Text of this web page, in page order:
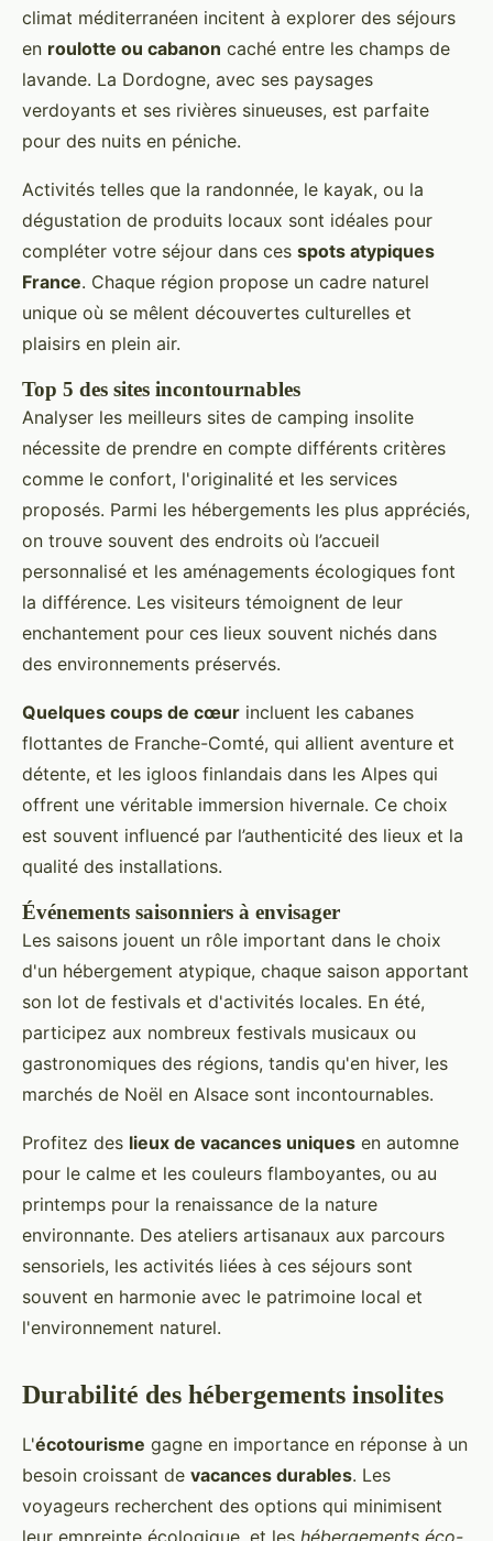
climat méditerranéen incitent à explorer des séjours
en roulotte ou cabanon caché entre les champs de
lavande. La Dordogne, avec ses paysages
verdoyants et ses rivières sinueuses, est parfaite
pour des nuits en péniche.
Activités telles que la randonnée, le kayak, ou la
dégustation de produits locaux sont idéales pour
compléter votre séjour dans ces spots atypiques
France. Chaque région propose un cadre naturel
unique où se mêlent découvertes culturelles et
plaisirs en plein air.
Top 5 des sites incontournables
Analyser les meilleurs sites de camping insolite
nécessite de prendre en compte différents critères
comme le confort, l'originalité et les services
proposés. Parmi les hébergements les plus appréciés,
on trouve souvent des endroits où l’accueil
personnalisé et les aménagements écologiques font
la différence. Les visiteurs témoignent de leur
enchantement pour ces lieux souvent nichés dans
des environnements préservés.
Quelques coups de cœur incluent les cabanes
flottantes de Franche-Comté, qui allient aventure et
détente, et les igloos finlandais dans les Alpes qui
offrent une véritable immersion hivernale. Ce choix
est souvent influencé par l’authenticité des lieux et la
qualité des installations.
Événements saisonniers à envisager
Les saisons jouent un rôle important dans le choix
d'un hébergement atypique, chaque saison apportant
son lot de festivals et d'activités locales. En été,
participez aux nombreux festivals musicaux ou
gastronomiques des régions, tandis qu'en hiver, les
marchés de Noël en Alsace sont incontournables.
Profitez des lieux de vacances uniques en automne
pour le calme et les couleurs flamboyantes, ou au
printemps pour la renaissance de la nature
environnante. Des ateliers artisanaux aux parcours
sensoriels, les activités liées à ces séjours sont
souvent en harmonie avec le patrimoine local et
l'environnement naturel.
Durabilité des hébergements insolites
L'écotourisme gagne en importance en réponse à un
besoin croissant de vacances durables. Les
voyageurs recherchent des options qui minimisent